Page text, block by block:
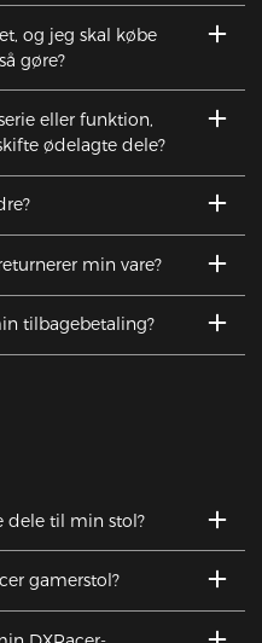
og jeg skal købe
gøre?
eller funktion,
ødelagte dele?
min vare?
tilbagebetaling?
dele til min stol?
gamerstol?